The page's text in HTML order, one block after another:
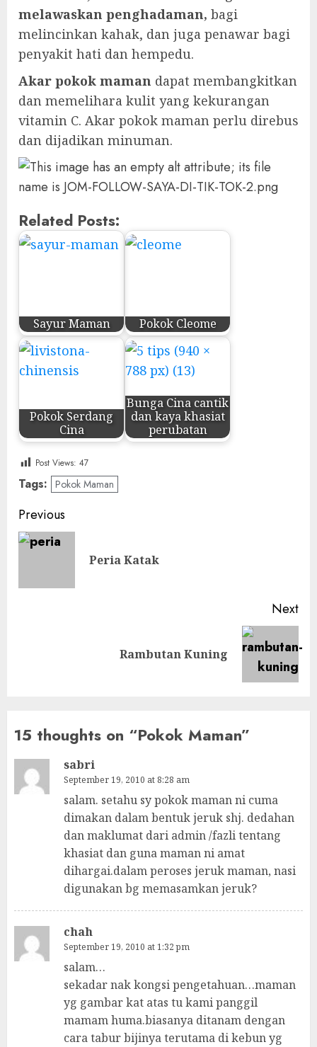
melawaskan penghadaman, bagi
melincinkan kahak, dan juga penawar bagi
penyakit hati dan hempedu.
Akar pokok maman dapat membangkitkan
dan memelihara kulit yang kekurangan
vitamin C. Akar pokok maman perlu direbus
dan dijadikan minuman.
Related Posts:
Sayur Maman Pokok Cleome
Pokok Serdang
Cina
Bunga Cina cantik
dan kaya khasiat
perubatan
Post Views: 47
Tags: Pokok Maman
Post
navigation
Previous
Peria Katak
Next
Rambutan Kuning
15 thoughts on “Pokok Maman”
sabri
September 19, 2010 at 8:28 am
salam. setahu sy pokok maman ni cuma
dimakan dalam bentuk jeruk shj. dedahan
dan maklumat dari admin /fazli tentang
khasiat dan guna maman ni amat
dihargai.dalam peroses jeruk maman, nasi
digunakan bg memasamkan jeruk?
chah
September 19, 2010 at 1:32 pm
salam…
sekadar nak kongsi pengetahuan…maman
yg gambar kat atas tu kami panggil
mamam huma.biasanya ditanam dengan
cara tabur bijinya terutama di kebun yg